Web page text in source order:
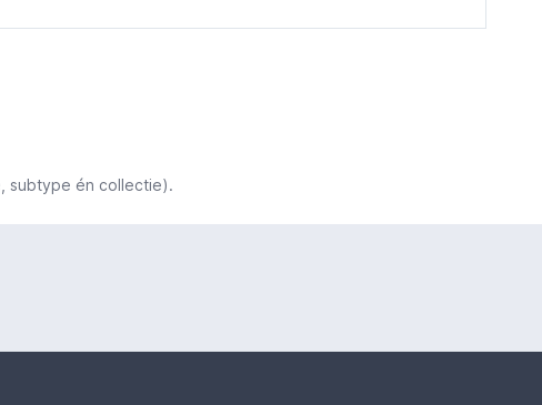
subtype én collectie).